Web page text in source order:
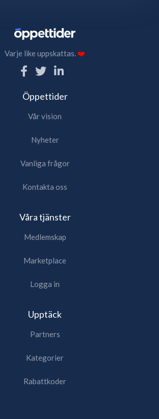
Varje like uppskattas.❤️
Öppettider
Vår vision
Nyheter
Vanliga frågor
Kontakta oss
Våra tjänster
Medlemskap
Marketplace
Logga in
Upptäck
Partners
Kategorier
Rabattkoder